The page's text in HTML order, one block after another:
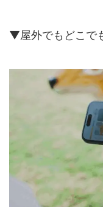
▼屋外でもどこで